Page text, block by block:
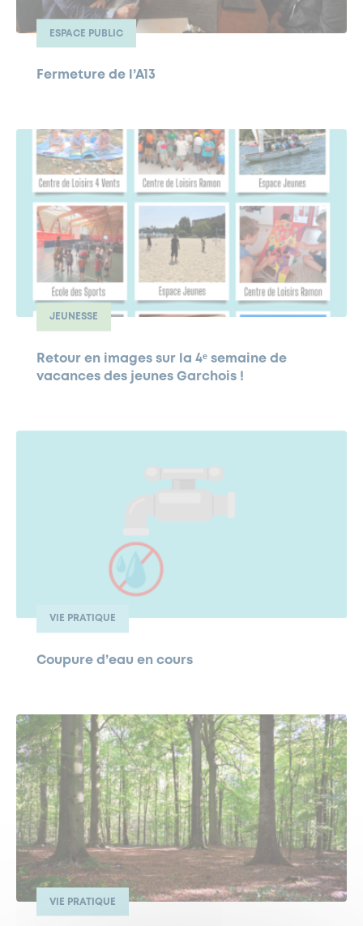
ESPACE PUBLIC
Fermeture de l’A13
JEUNESSE
Retour en images sur la 4ᵉ semaine de
vacances des jeunes Garchois !
VIE PRATIQUE
Coupure d’eau en cours
VIE PRATIQUE